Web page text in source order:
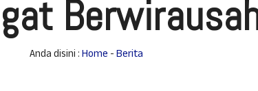
Anda disini :Home -Berita